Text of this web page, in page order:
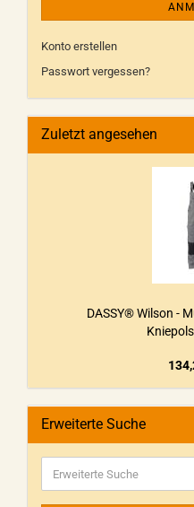
Konto erstellen
Passwort vergessen?
Zuletzt angesehen
DASSY® Wilson -
Erweiterte Suche